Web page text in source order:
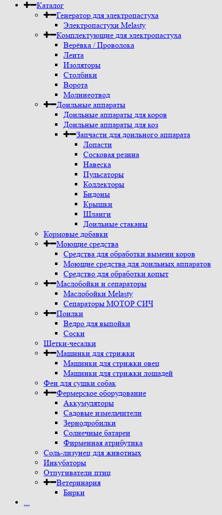
Каталог
Генератор для электропастуха
Электропастухи Melasty
Комплектующие для электропастуха
Верёвка / Проволока
Лента
Изоляторы
Столбики
Ворота
Молниеотвод
Доильные аппараты
Доильные аппараты для коров
Доильные аппараты для коз
Запчасти для доильного аппарата
Лопасти
Сосковая резина
Навеска
Пульсаторы
Коллекторы
Бидоны
Крышки
Шланги
Доильные стаканы
Кормовые добавки
Моющие средства
Средства для обработки вымени коров
Моющие средства для доильных аппаратов
Средство для обработки копыт
Маслобойки и сепараторы
Маслобойки Melasty
Сепараторы МОТОР СИЧ
Поилки
Ведро для выпойки
Соски
Щетки-чесалки
Машинки для стрижки
Машинки для стрижки овец
Машинки для стрижки лошадей
Фен для сушки собак
Фермерское оборудование
Аккумуляторы
Садовые измельчители
Зернодробилки
Солнечные батареи
Фирменная атрибутика
Соль-лизунец для животных
Инкубаторы
Отпугиватели птиц
Ветеринария
Бирки
...